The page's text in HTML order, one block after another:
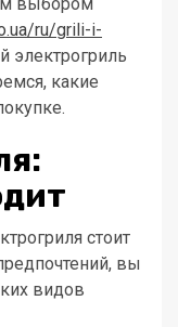
ru/grili-i-
электрогриль
какие
стоит
вы
видов